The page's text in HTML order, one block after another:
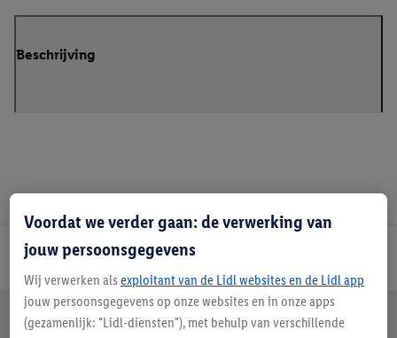
Beschrijving
Lidl Nieuwsbrief
Jouw voordelen bij ons als Lidl webshop klant
Gratis retourneren Veilig winkelen
Voordat we verder gaan: de verwerking van
jouw persoonsgegevens
Wij verwerken als exploitant van de Lidl websites en de Lidl app
jouw persoonsgegevens op onze websites en in onze apps
(gezamenlijk: "Lidl-diensten"), met behulp van verschillende